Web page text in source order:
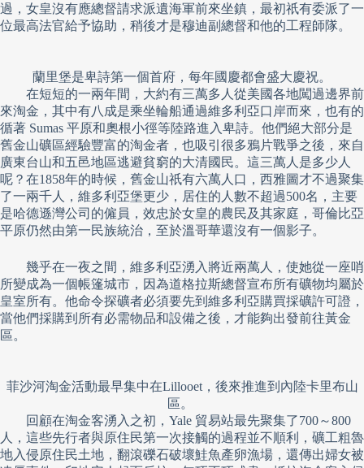
過，女皇沒有應總督請求派遺海軍前來坐鎮，最初祇有委派了一
位最高法官給予協助，稍後才是穆迪副總督和他的工程師隊。
蘭里堡是卑詩第一個首府，每年國慶都會盛大慶祝。
在短短的一兩年間，大約有三萬多人從美國各地闖過邊界前
來淘金，其中有八成是乘坐輪船通過維多利亞口岸而來，也有的
循著 Sumas 平原和奧根小徑等陸路進入卑詩。他們絕大部分是
舊金山礦區經驗豐富的淘金者，也吸引很多鴉片戰爭之後，來自
廣東台山和五邑地區逃避貧窮的大清國民。這三萬人是多少人
呢？在1858年的時候，舊金山祇有六萬人口，西雅圖才不過聚集
了一兩千人，維多利亞堡更少，居住的人數不超過500名，主要
是哈德遜灣公司的僱員，效忠於女皇的農民及其家庭，哥倫比亞
平原仍然由第一民族統治，至於溫哥華還沒有一個影子。
幾乎在一夜之間，維多利亞湧入將近兩萬人，使她從一座哨
所變成為一個帳篷城市，因為道格拉斯總督宣布所有礦物均屬於
皇室所有。他命令探礦者必須要先到維多利亞購買採礦許可證，
當他們採購到所有必需物品和設備之後，才能夠出發前往黃金
區。
菲沙河淘金活動最早集中在Lillooet，後來推進到內陸卡里布山
區。
回顧在淘金客湧入之初，Yale 貿易站最先聚集了700～800
人，這些先行者與原住民第一次接觸的過程並不順利，礦工粗魯
地入侵原住民土地，翻滾礫石破壞鮭魚產卵漁場，還傳出婦女被